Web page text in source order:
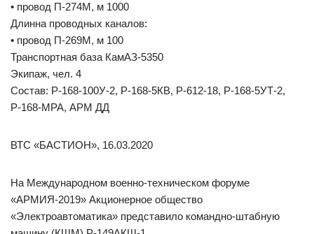
• провод П-274М, м 1000
Длинна проводных каналов:
• провод П-269М, м 100
Транспортная база КамАЗ-5350
Экипаж, чел. 4
Состав: Р-168-100У-2, Р-168-5КВ, Р-612-18, Р-168-5УТ-2,
Р-168-МРА, АРМ ДД
ВТС «БАСТИОН», 16.03.2020
На Международном военно-техническом форуме
«АРМИЯ-2019» Акционерное общество
«Электроавтоматика» представило командно-штабную